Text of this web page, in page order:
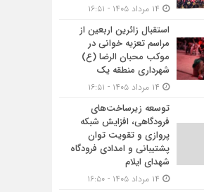
استقبال زائرین اربعین از
مراسم تعزیه خوانی در
موکب محبان الرضا (ع)
شهرداری منطقه یک
توسعه زیرساخت‌های
فرودگاهی، افزایش شبکه
پروازی و تقویت توان
پشتیبانی و امدادی فرودگاه
شهدای ایلام